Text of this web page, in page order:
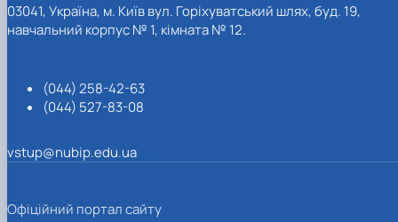
03041, Україна, м. Київ вул. Горіхуватський шлях, буд. 19,
навчальний корпус № 1, кімната № 12.
(044) 258-42-63
(044) 527-83-08
vstup@nubip.edu.ua
Офіційний портал сайту